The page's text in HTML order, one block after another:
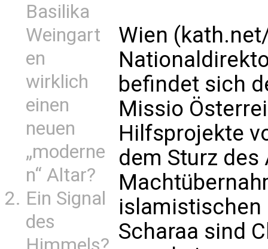
Basilika
Weingart
en
wirklich
einen
neuen
„moderne
n“ Altar?
Ein Signal
des
Wien
befindet sich
Missio
Hilfsprojekte
dem Sturz des
islamistischen
Scharaa sind